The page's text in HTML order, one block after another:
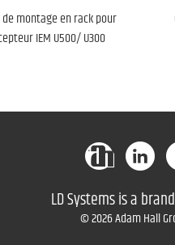
montage en rack pour
IEM U500/ U300
LD Systems is a
© 2026 Adam Hall